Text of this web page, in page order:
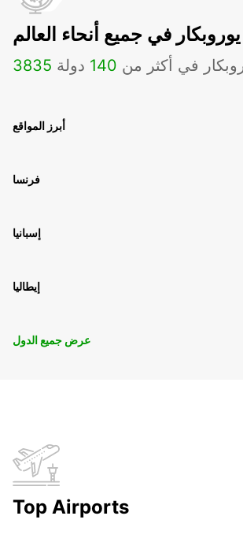
في جميع أنحاء العالم
3835 في أكثر من 140 دولة
أبرز المواقع
فرنسا
إسبانيا
إيطاليا
عرض جميع الدول
Top Airports